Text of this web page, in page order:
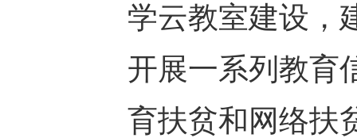
学云教室建设，
开展一系列教育
育扶贫和网络扶